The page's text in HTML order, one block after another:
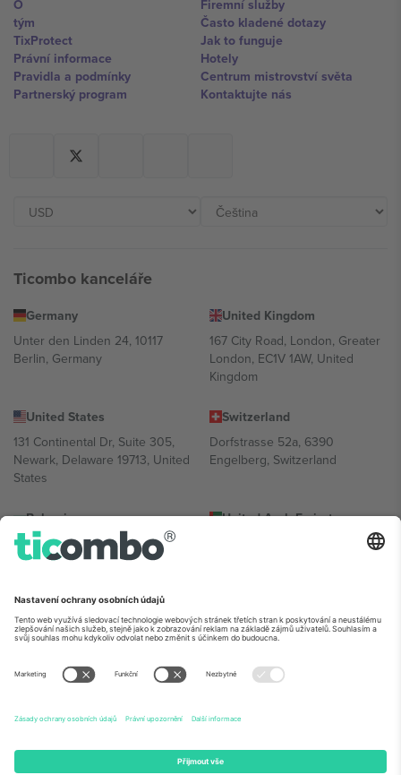
O
tým
TixProtect
Právní informace
Pravidla a podmínky
Partnerský program
Firemní služby
Často kladené dotazy
Jak to funguje
Hotely
Centrum mistrovství světa
Kontaktujte nás
Ticombo kanceláře
Germany
Unter den Linden 24, 10117
Berlin, Germany
United Kingdom
167 City Road, London, Greater
London, EC1V 1AW, United
Kingdom
United States
131 Continental Dr, Suite 305,
Newark, Delaware 19713, United
States
Switzerland
Dorfstrasse 52a, 6390
Engelberg, Switzerland
Bulgaria
Regus Sofia City West, bul
Totleben 53-55, 1606 Sofia,
United Arab Emirates
UAE Dubai Silicon Oasis, DDP
Mexico
Av Chapultepec 360, Roma
Norte, Cuauhtémoc, 06700
Ciudad de México, CDMX,
lokalitě, události a/nebo doméně. Podrobnosti najdete na konkrétní
stránce události,
Právní informaceaPodmínky.